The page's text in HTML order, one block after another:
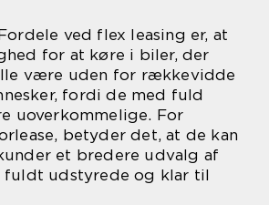
ved flex leasing er, at
for at køre i biler, der
være uden for rækkevidde
fordi de med fuld
uoverkommelige. For
betyder det, at de kan
et bredere udvalg af
fuldt udstyrede og klar til